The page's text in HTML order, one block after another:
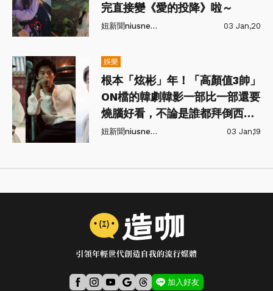
完直接變《愛的投降》啦～
妞新聞niusnews 03 Jan,20
娛樂
根本「炫彬」年！「高顏值3帥」
ON檔的韓劇韓影一部比一部還要
燒腦好看，不論是誰都拜倒西裝
褲下
妞新聞niusnews 03 Jan,19
加入好友